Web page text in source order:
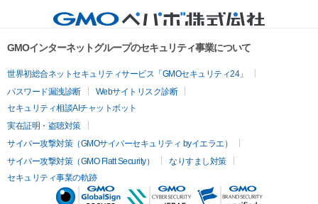
GMOインターネットグループのセキュリティ事業について
世界初総合ネットセキュリティサービス「GMOセキュリティ24」
パスワード漏洩診断
Webサイトリスク診断
セキュリティ相談AIチャットボット
実在証明・盗聴対策
サイバー攻撃対策（GMOサイバーセキュリティ byイエラエ）
サイバー攻撃対策（GMO Flatt Security）
なりすまし対策
セキュリティ事業の軌跡